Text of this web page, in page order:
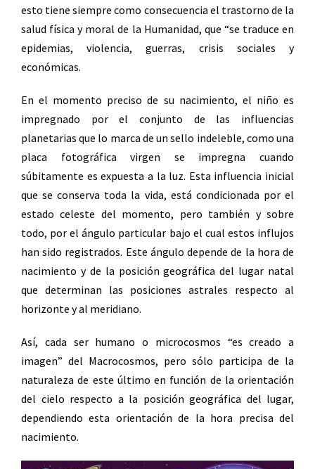
esto tiene siempre como consecuencia el trastorno de la
salud física y moral de la Humanidad, que “se traduce en
epidemias, violencia, guerras, crisis sociales y
económicas.
En el momento preciso de su nacimiento, el niño es
impregnado por el conjunto de las influencias
planetarias que lo marca de un sello indeleble, como una
placa fotográfica virgen se impregna cuando
súbitamente es expuesta a la luz. Esta influencia inicial
que se conserva toda la vida, está condicionada por el
estado celeste del momento, pero también y sobre
todo, por el ángulo particular bajo el cual estos influjos
han sido registrados. Este ángulo depende de la hora de
nacimiento y de la posición geográfica del lugar natal
que determinan las posiciones astrales respecto al
horizonte y al meridiano.
Así, cada ser humano o microcosmos “es creado a
imagen” del Macrocosmos, pero sólo participa de la
naturaleza de este último en función de la orientación
del cielo respecto a la posición geográfica del lugar,
dependiendo esta orientación de la hora precisa del
nacimiento.